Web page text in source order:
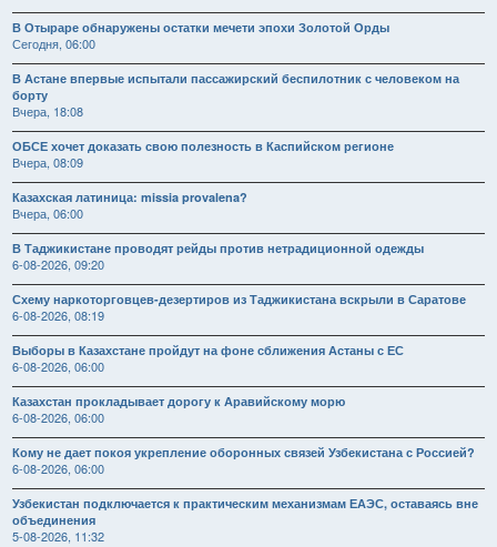
В Отыраре обнаружены остатки мечети эпохи Золотой Орды
Сегодня, 06:00
В Астане впервые испытали пассажирский беспилотник с человеком на
борту
Вчера, 18:08
ОБСЕ хочет доказать свою полезность в Каспийском регионе
Вчера, 08:09
Казахская латиница: missia provalena?
Вчера, 06:00
В Таджикистане проводят рейды против нетрадиционной одежды
6-08-2026, 09:20
Схему наркоторговцев-дезертиров из Таджикистана вскрыли в Саратове
6-08-2026, 08:19
Выборы в Казахстане пройдут на фоне сближения Астаны с ЕС
6-08-2026, 06:00
Казахстан прокладывает дорогу к Аравийскому морю
6-08-2026, 06:00
Кому не дает покоя укрепление оборонных связей Узбекистана с Россией?
6-08-2026, 06:00
Узбекистан подключается к практическим механизмам ЕАЭС, оставаясь вне
объединения
5-08-2026, 11:32